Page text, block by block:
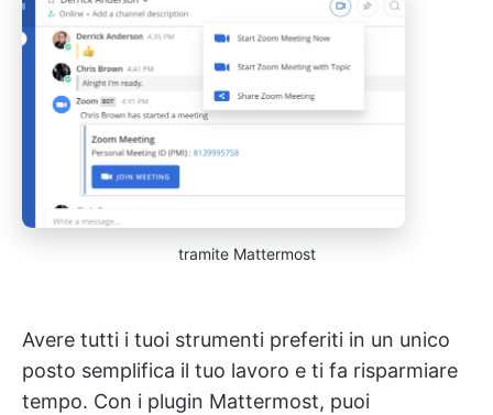
tramite Mattermost
Avere tutti i tuoi strumenti preferiti in un unico
posto semplifica il tuo lavoro e ti fa risparmiare
tempo. Con i plugin Mattermost, puoi